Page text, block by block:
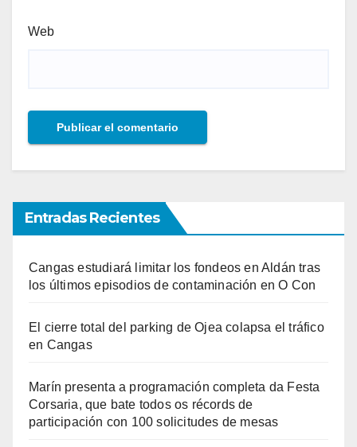
Web
Entradas Recientes
Cangas estudiará limitar los fondeos en Aldán tras
los últimos episodios de contaminación en O Con
El cierre total del parking de Ojea colapsa el tráfico
en Cangas
Marín presenta a programación completa da Festa
Corsaria, que bate todos os récords de
participación con 100 solicitudes de mesas